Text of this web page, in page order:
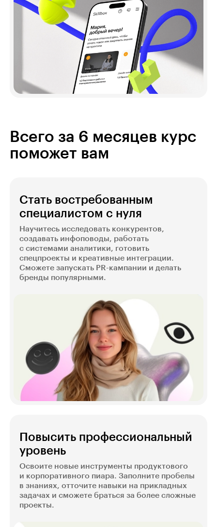
Всего за 6 месяцев курс
поможет вам
Стать востребованным
специалистом с нуля
Научитесь исследовать конкурентов,
создавать инфоповоды, работать
с системами аналитики, готовить
спецпроекты и креативные интеграции.
Сможете запускать PR-кампании и делать
бренды популярными.
Повысить профессиональный
уровень
Освоите новые инструменты продуктового
и корпоративного пиара. Заполните пробелы
в знаниях, отточите навыки на прикладных
задачах и сможете браться за более сложные
проекты.